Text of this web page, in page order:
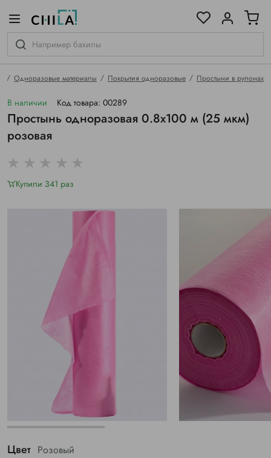
Одноразовые материалы Покрытия одноразовые Простыни в рулонах
В наличии Код товара: 00289
Простынь одноразовая 0.8х100 м (25 мкм)
розовая
Купили 341 раз
Цвет Розовый
гамме